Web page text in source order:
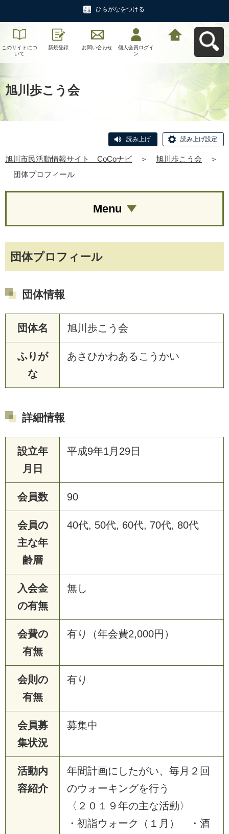
ひらがなをつける
このサイトにつ
いて
新規登録 お問い合わせ
個人会員ログイ
ン
旭川歩こう会
読み上げ 読み上げ設定
旭川市民活動情報サイト CoCoナビ ＞ 旭川歩こう会
＞
団体プロフィール
団体プロフィール
団体情報
団体名 旭川歩こう会
ふりが
な
あさひかわあるこうかい
詳細情報
設立年
月日
平成9年1月29日
会員数 90
会員の
主な年
齢層
40代, 50代, 60代, 70代, 80代
入会金
の有無
無し
会費の
有無
有り（年会費2,000円）
会則の
有無
有り
会員募
集状況
募集中
活動内
容紹介
年間計画にしたがい、毎月２回
のウォーキングを行う
〈２０１９年の主な活動〉
・初詣ウォーク（１月） ・酒
Menu